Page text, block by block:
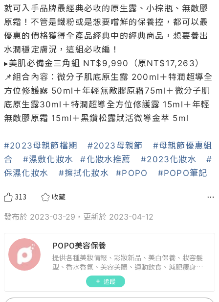
就可入手品牌最經典必收的原生露、小棕瓶、無敵膠
原霜！不管是鐵粉或是想要嚐鮮的保養控，都可以最
優惠的價格獲得全產品經典中的經典商品，想要養出
水潤穩定膚況，這組必收編！
▸美肌必備金三角組 NT$9,990（原NT$17,263）
📌組合內容：微分子肌底原生露 200ml＋特潤超導全
方位修護露 50ml＋年輕無敵膠原霜75ml＋微分子肌
底原生露30ml＋特潤超導全方位修護露 15ml＋年輕
無敵膠原霜 15ml＋黑鑽松露賦活微導金萃 5ml
#2023母親節檔期 #2023母親節
#母親節優惠組
合
#濕敷化妝水 #化妝水推薦 #2023化妝水
#
保濕化妝水
#擦拭化妝水 #POPO #POPO筆記
313 收藏
發布於 2023-03-29，更新於 2023-04-12
POPO美容保養
提供各種美妝情報、彩妝新品、美白保養、妝容髮
型、香水香氛、美容美體、運動飲食、減肥瘦身、
週年慶資訊。
追蹤